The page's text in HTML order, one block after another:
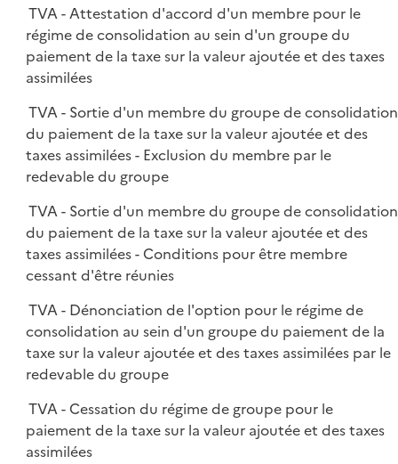
TVA - Attestation d'accord d'un membre pour le
régime de consolidation au sein d'un groupe du
paiement de la taxe sur la valeur ajoutée et des taxes
assimilées
TVA - Sortie d'un membre du groupe de consolidation
du paiement de la taxe sur la valeur ajoutée et des
taxes assimilées - Exclusion du membre par le
redevable du groupe
TVA - Sortie d'un membre du groupe de consolidation
du paiement de la taxe sur la valeur ajoutée et des
taxes assimilées - Conditions pour être membre
cessant d'être réunies
TVA - Dénonciation de l'option pour le régime de
consolidation au sein d'un groupe du paiement de la
taxe sur la valeur ajoutée et des taxes assimilées par le
redevable du groupe
TVA - Cessation du régime de groupe pour le
paiement de la taxe sur la valeur ajoutée et des taxes
assimilées